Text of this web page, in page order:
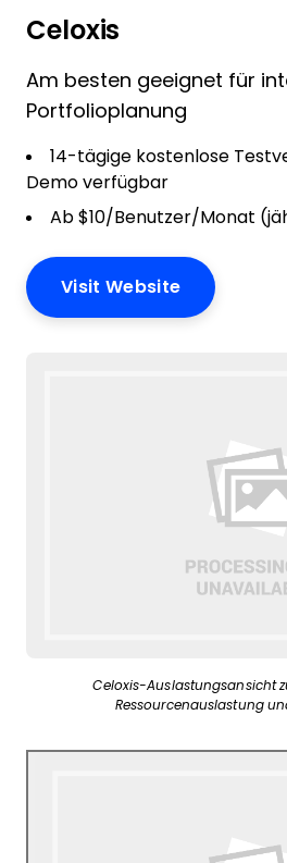
Celoxis
Am besten geeignet für
Portfolioplanung
14-tägige kostenlose
Demo verfügbar
Ab $10/Benutzer/Monat
Visit Website
Celoxis-Auslastungsansicht
Ressourcenauslastung